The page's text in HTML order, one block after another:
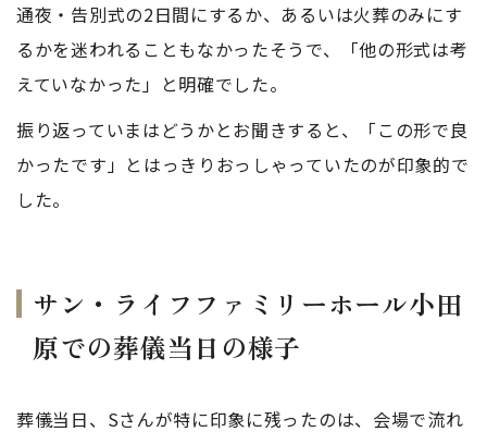
通夜・告別式の2日間にするか、あるいは火葬のみにす
るかを迷われることもなかったそうで、「他の形式は考
えていなかった」と明確でした。
振り返っていまはどうかとお聞きすると、「この形で良
かったです」とはっきりおっしゃっていたのが印象的で
した。
サン・ライフファミリーホール小田
原での葬儀当日の様子
葬儀当日、Sさんが特に印象に残ったのは、会場で流れ